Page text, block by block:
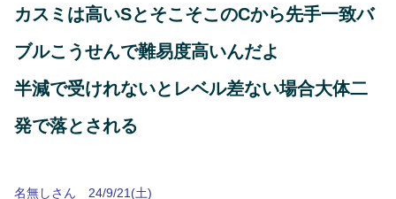
カスミは高いSとそこそこのCから先手一致バ
ブルこうせんで難易度高いんだよ
半減で受けれないとレベル差ない場合大体二
発で落とされる
名無しさん 24/9/21(土)